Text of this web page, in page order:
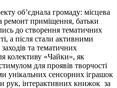
об’єднала громаду: місцева
ремонт приміщення, батьки
до створення тематичних
а після стали активними
та тематичних
колективу «Чайки», як
для проявів творчості
унікальних сенсорних іграшок
рук, інтерактивних книжок за